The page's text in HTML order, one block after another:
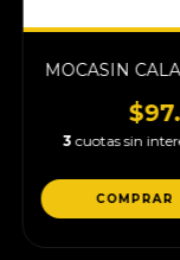
MOCASIN
3 cuotas sin
COMPRAR